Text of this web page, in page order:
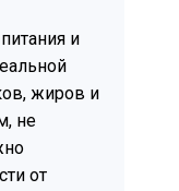
и
жиров и
не
от